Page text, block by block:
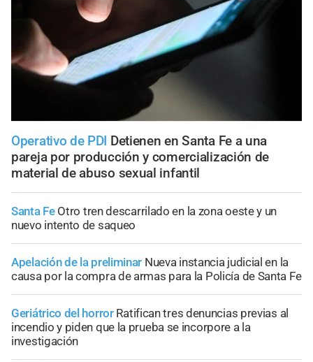
Operativo de PDI Detienen en Santa Fe a una
pareja por producción y comercialización de
material de abuso sexual infantil
Santa Fe Otro tren descarrilado en la zona oeste y un
nuevo intento de saqueo
Apelación de la preliminar Nueva instancia judicial en la
causa por la compra de armas para la Policía de Santa Fe
Geriátrico del horror Ratifican tres denuncias previas al
incendio y piden que la prueba se incorpore a la
investigación